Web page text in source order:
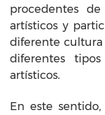
procedentes
artísticos y
diferente cultura
diferentes
artísticos.
En este